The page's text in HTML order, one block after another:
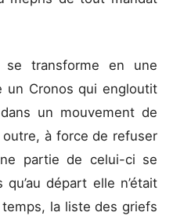
se transforme en une
un Cronos qui engloutit
un mouvement de
à force de refuser
partie de celui-ci se
départ elle n’était
la liste des griefs